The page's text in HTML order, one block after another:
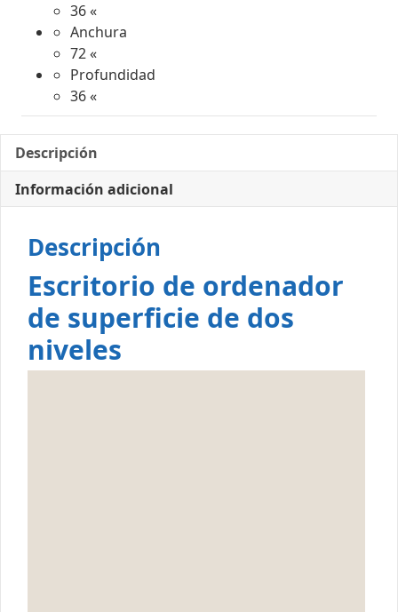
36 «
Anchura
72 «
Profundidad
36 «
Descripción
Información adicional
Descripción
Escritorio de ordenador
de superficie de dos
niveles